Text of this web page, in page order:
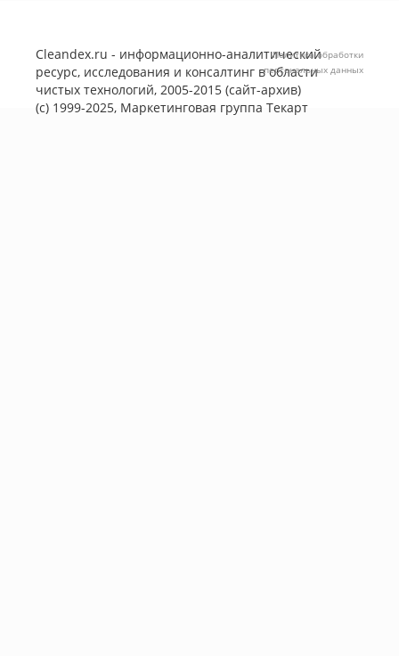
Cleandex.ru - информационно-аналитический
ресурс, исследования и консалтинг в области
чистых технологий, 2005-2015 (сайт-архив)
(с) 1999-2025, Маркетинговая группа Текарт
Политика обработки
персональных данных